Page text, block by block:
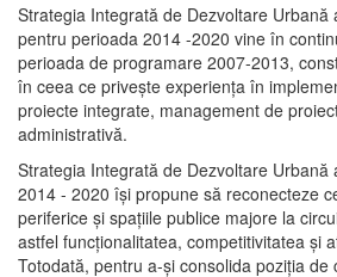
Strategia Integrată de Dezvoltare Urbană
pentru perioada 2014 -2020 vine în
perioada de programare 2007-2013,
în ceea ce priveşte experienţa în
proiecte integrate, management de
administrativă.
Strategia Integrată de Dezvoltare Urbană
2014 - 2020 își propune să reconecteze
periferice şi spaţiile publice majore la
astfel funcţionalitatea, competitivitatea şi
Totodată, pentru a-şi consolida poziţia de